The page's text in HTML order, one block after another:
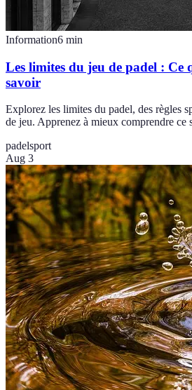
Information6 min
Les limites du jeu de padel : Ce
savoir
Explorez les limites du padel, des règles
de jeu. Apprenez à mieux comprendre ce
padelsport
Aug 3